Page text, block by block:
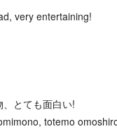
very entertaining!
とても面白い!
totemo